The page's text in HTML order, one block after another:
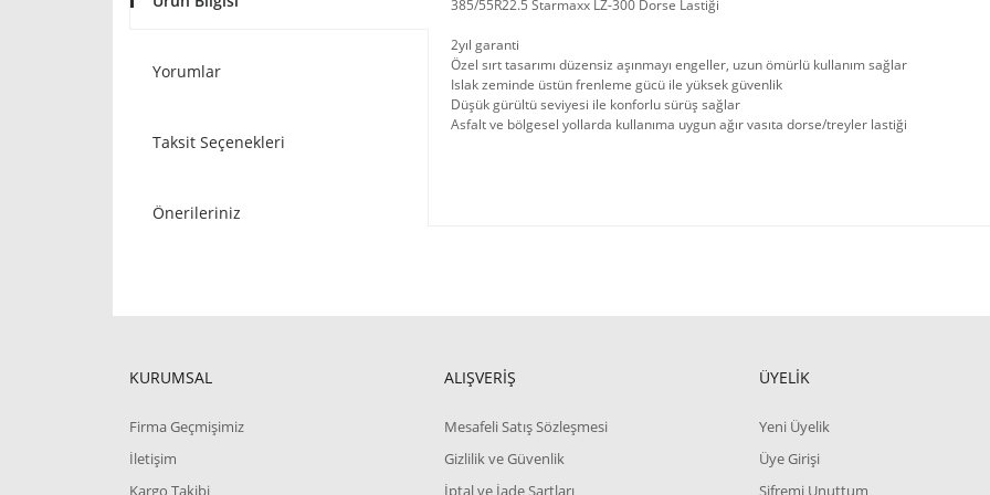
Yorumlar
Taksit Seçenekleri
Önerileriniz
385/55R22.5 Starmaxx LZ-300 Dorse Lastiği
2yıl garanti
Özel sırt tasarımı düzensiz aşınmayı engeller, uzun ömürlü kullanım sağlar
Islak zeminde üstün frenleme gücü ile yüksek güvenlik
Düşük gürültü seviyesi ile konforlu sürüş sağlar
Asfalt ve bölgesel yollarda kullanıma uygun ağır vasıta dorse/treyler lastiği
KURUMSAL
Firma Geçmişimiz
İletişim
Kargo Takibi
ALIŞVERİŞ
Mesafeli Satış Sözleşmesi
Gizlilik ve Güvenlik
İptal ve İade Şartları
ÜYELİK
Yeni Üyelik
Üye Girişi
Şifremi Unuttum